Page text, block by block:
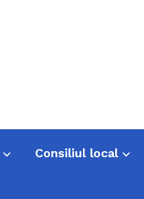
Consiliul local